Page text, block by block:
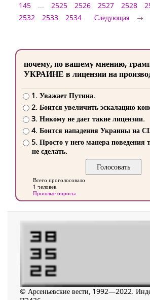
145
... 2525 2526 2527 2528
2532
2533 2534 Следующая
почему, по вашему мнению,
УКРАИНЕ в лицензии на
1. Уважает Путина.
2. Боится увеличить эскалацию
3. Никому не дает такие лицензии.
4. Боится нападения Украины на
5. Просто у него манера поведения
не сделать.
Всего проголосовало
1 человек
Прошлые опросы
© Арсеньевские вести, 1992—2022.